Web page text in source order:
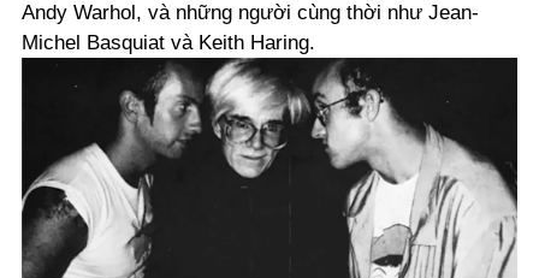
Andy Warhol, và những người cùng thời như Jean-
Michel Basquiat và Keith Haring.